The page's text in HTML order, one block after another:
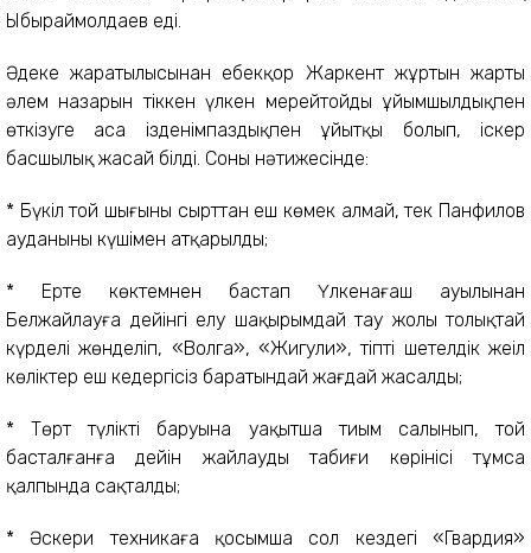
Ыбыраймолдаев еді.
Әдекең жаратылысынан еңбекқор Жаркент жұртын жарты
әлем назарын тіккен үлкен мерейтойды ұйымшылдықпен
өткізуге аса ізденімпаздықпен ұйытқы болып, іскер
басшылық жасай білді. Соның нәтижесінде:
* Бүкіл той шығыны сырттан еш көмек алмай, тек Панфилов
ауданының күшімен атқарылды;
* Ерте көктемнен бастап Үлкенағаш ауылынан
Белжайлауға дейінгі елу шақырымдай тау жолы толықтай
күрделі жөнделіп, «Волга», «Жигули», тіпті шетелдік жеңіл
көліктер еш кедергісіз баратындай жағдай жасалды;
* Төрт түліктің баруына уақытша тиым салынып, той
басталғанға дейін жайлаудың табиғи көрінісі тұмса
қалпында сақталды;
* Әскери техникаға қосымша сол кездегі «Гвардия»